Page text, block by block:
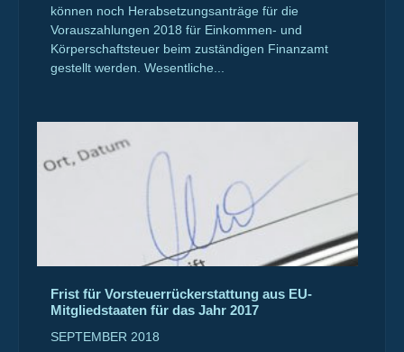
können noch Herabsetzungsanträge für die
Vorauszahlungen 2018 für Einkommen- und
Körperschaftsteuer beim zuständigen Finanzamt
gestellt werden. Wesentliche...
Frist für Vorsteuerrückerstattung aus EU-
Mitgliedstaaten für das Jahr 2017
SEPTEMBER 2018